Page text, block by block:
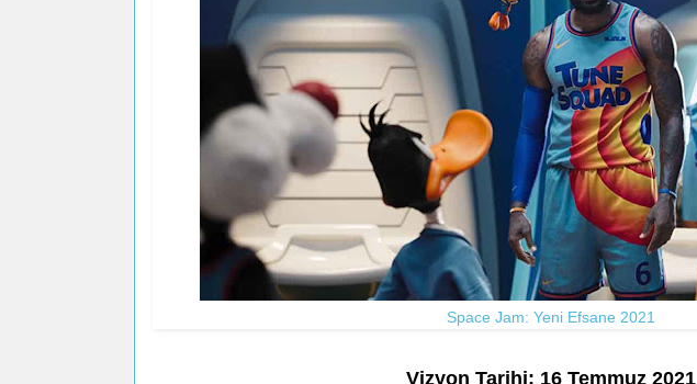
Space Jam: Yeni Efsane 2021
Vizyon Tarihi: 16 Temmuz 2021